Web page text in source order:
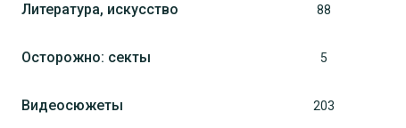
Литература, искуcство 88
Осторожно: секты 5
Видеосюжеты 203